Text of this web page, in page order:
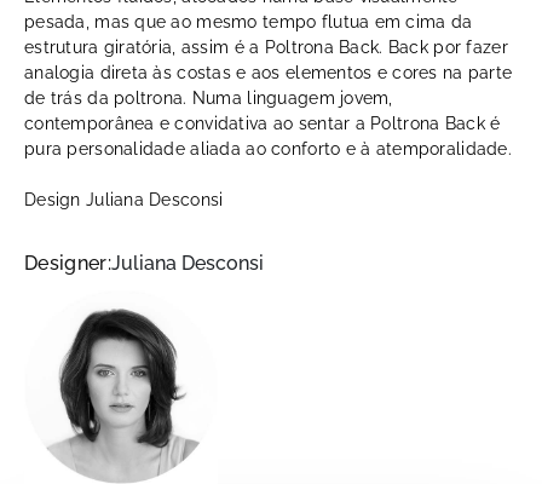
pesada, mas que ao mesmo tempo flutua em cima da
estrutura giratória, assim é a Poltrona Back. Back por fazer
analogia direta às costas e aos elementos e cores na parte
de trás da poltrona. Numa linguagem jovem,
contemporânea e convidativa ao sentar a Poltrona Back é
pura personalidade aliada ao conforto e à atemporalidade.
Design Juliana Desconsi
Designer:Juliana Desconsi